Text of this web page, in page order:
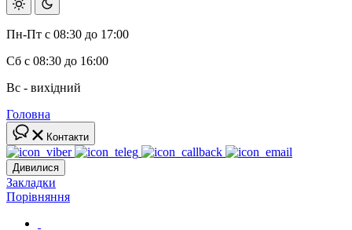
Пн-Пт с 08:30 до 17:00
Сб с 08:30 до 16:00
Вс - вихідний
Головна
Контакти
Дивилися
Закладки
Порівняння